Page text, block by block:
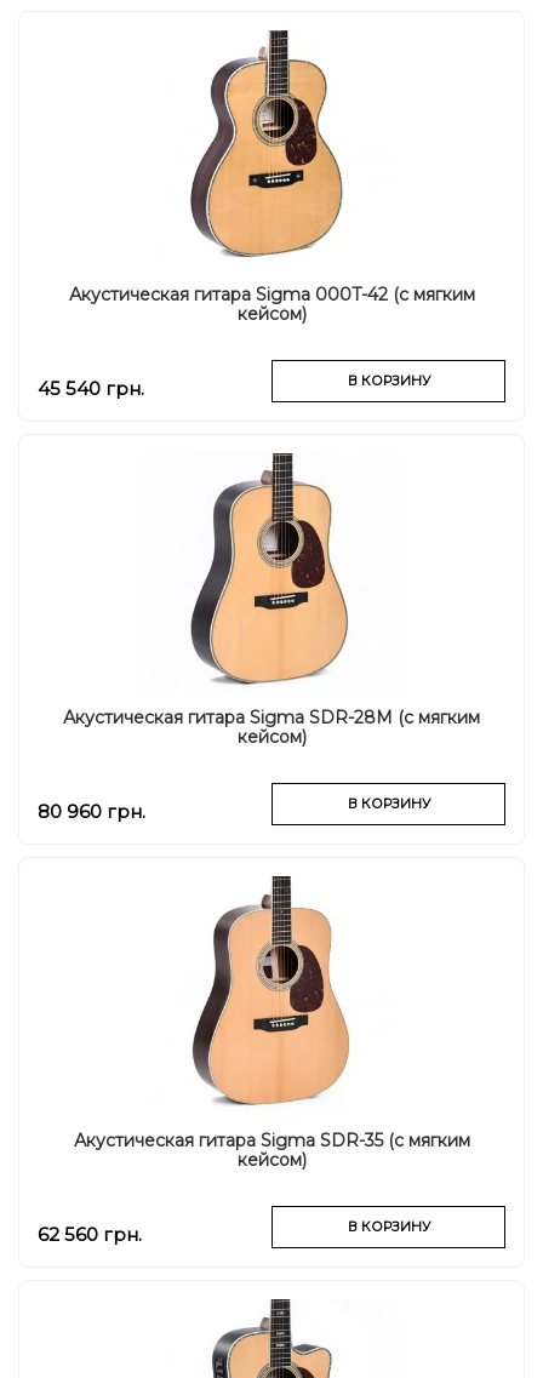
Акустическая гитара Sigma 000T-42 (с мягким
кейсом)
45 540 грн. В КОРЗИНУ
Акустическая гитара Sigma SDR-28M (с мягким
кейсом)
80 960 грн. В КОРЗИНУ
Акустическая гитара Sigma SDR-35 (с мягким
кейсом)
62 560 грн. В КОРЗИНУ